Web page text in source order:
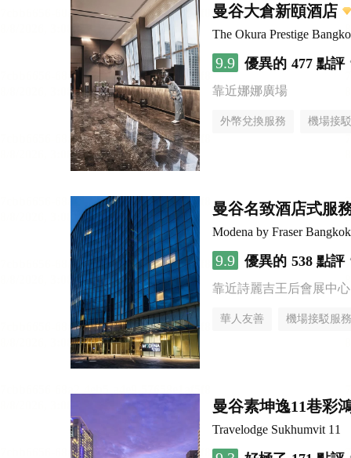
曼谷大倉新頤酒店
The Okura Prestige
9.9 優異的 477 點評
靠近娜娜廣場
外幣兌換服務 機場接
曼谷名致酒店式服
Modena by Fraser Bangkok
9.9 優異的 538 點評
靠近詩麗吉王后會展中心
華人友善 機場接駁服務
曼谷素坤逸11巷彩
Travelodge Sukhumvit 11